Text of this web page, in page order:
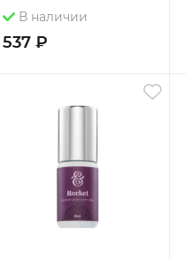
В наличии
537 ₽